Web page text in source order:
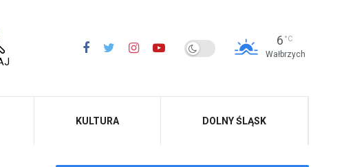
6 °C
Wałbrzych
KULTURA DOLNY ŚLĄSK